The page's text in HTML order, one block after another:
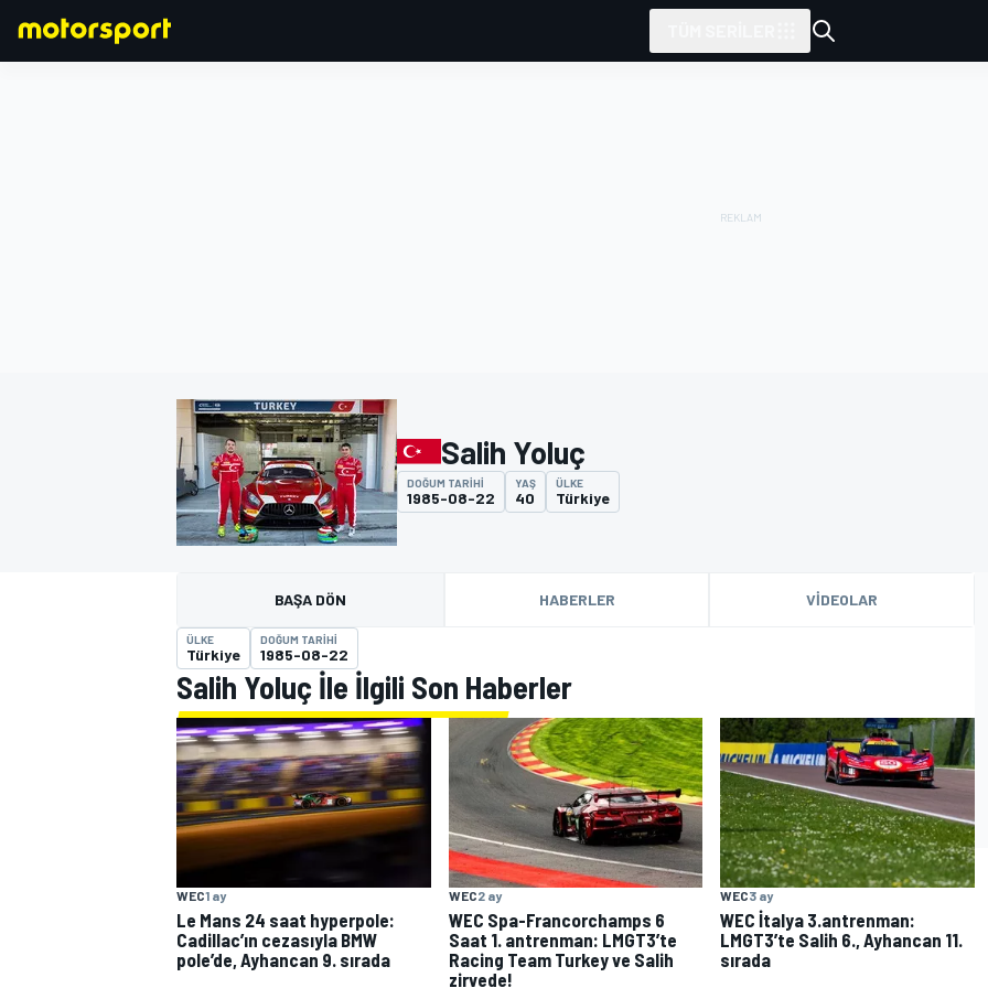
MOTOGP
WORLD SUPERBIKE
Salih Yoluç
DOĞUM TARIHI
1985-08-22
YAŞ
40
ÜLKE
Türkiye
BAŞA DÖN HABERLER VIDEOLAR
ÜLKE
Türkiye
DOĞUM TARIHI
1985-08-22
Salih Yoluç İle İlgili Son Haberler
WEC1 ay
Le Mans 24 saat hyperpole:
Cadillac’ın cezasıyla BMW
pole’de, Ayhancan 9. sırada
WEC2 ay
WEC Spa-Francorchamps 6
Saat 1. antrenman: LMGT3’te
Racing Team Turkey ve Salih
zirvede!
WEC3 ay
WEC İtalya 3.antrenman:
LMGT3’te Salih 6., Ayhancan 11.
sırada